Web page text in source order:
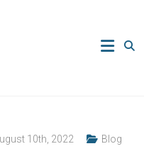
10th, 2022
Blog